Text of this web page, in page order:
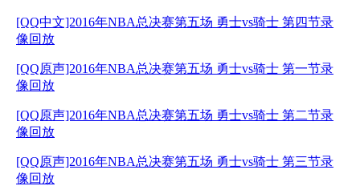
[QQ中文]2016年NBA总决赛第五场 勇士vs骑士 第四节录
像回放
[QQ原声]2016年NBA总决赛第五场 勇士vs骑士 第一节录
像回放
[QQ原声]2016年NBA总决赛第五场 勇士vs骑士 第二节录
像回放
[QQ原声]2016年NBA总决赛第五场 勇士vs骑士 第三节录
像回放